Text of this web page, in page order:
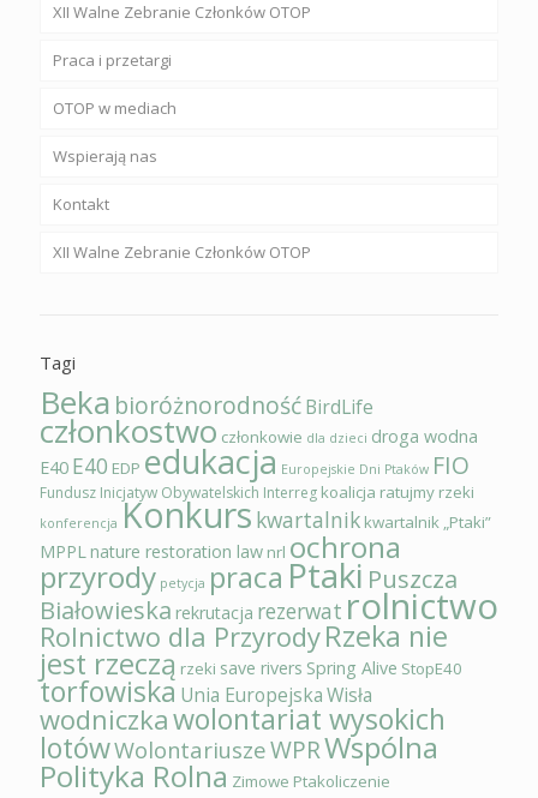
XII Walne Zebranie Członków OTOP
Praca i przetargi
OTOP w mediach
Wspierają nas
Kontakt
XII Walne Zebranie Członków OTOP
Tagi
Beka bioróżnorodnośćBirdLife
członkostwo członkowie dla dzieci droga wodna
E40 E40 EDP edukacja Europejskie Dni Ptaków FIO
Fundusz Inicjatyw Obywatelskich Interreg koalicja ratujmy rzeki
konferencja Konkurs kwartalnik kwartalnik „Ptaki”
MPPLnature restoration law nrl ochrona
przyrody petycja praca Ptaki Puszcza
Białowieska rekrutacja rezerwat rolnictwo
Rolnictwo dla PrzyrodyRzeka nie
jest rzeczą rzeki save rivers Spring Alive StopE40
torfowiska Unia EuropejskaWisła
wodniczkawolontariat wysokich
lotówWolontariuszeWPRWspólna
Polityka Rolna Zimowe Ptakoliczenie